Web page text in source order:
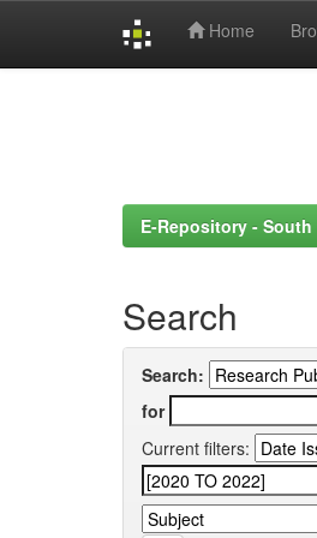
Home
E-Repository -
Search
Search:
for
Current filters: